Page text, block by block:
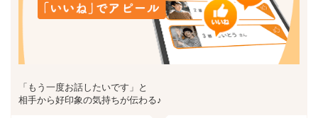
「もう一度お話したいです」と
相手から好印象の気持ちが伝わる♪